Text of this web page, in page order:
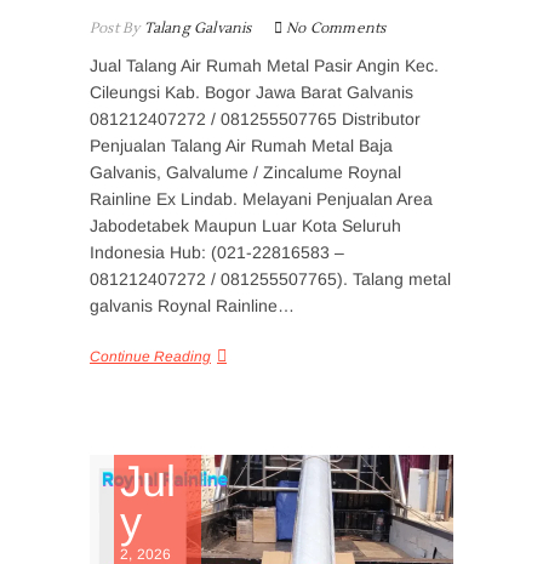
Post ByTalang Galvanis No Comments
Jual Talang Air Rumah Metal Pasir Angin Kec.
Cileungsi Kab. Bogor Jawa Barat Galvanis
081212407272 / 081255507765 Distributor
Penjualan Talang Air Rumah Metal Baja
Galvanis, Galvalume / Zincalume Roynal
Rainline Ex Lindab. Melayani Penjualan Area
Jabodetabek Maupun Luar Kota Seluruh
Indonesia Hub: (021-22816583 –
081212407272 / 081255507765). Talang metal
galvanis Roynal Rainline…
Continue Reading
Jul
y
2, 2026